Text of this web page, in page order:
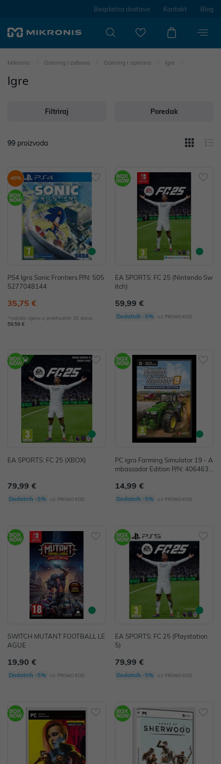
Besplatna dostava Kontakt Blog
Mikronis Gaming i zabava Gaming i oprema Igre
Igre
Filtriraj Poredak
99 proizvoda
-40%
PS4 Igra Sonic Frontiers P/N: 505
5277048144
35,75 €
*najniža cijena u prethodnih 30 dana
59,59 €
EA SPORTS: FC 25 (Nintendo Sw
itch)
59,99 €
Dodatnih -5% uz PROMO KOD
EA SPORTS: FC 25 (XBOX)
79,99 €
Dodatnih -5% uz PROMO KOD
PC igra Farming Simulator 19 - A
mbassador Edition P/N: 4064635
14,99 €
Dodatnih -5% uz PROMO KOD
SWITCH MUTANT FOOTBALL LE
AGUE
19,90 €
Dodatnih -5% uz PROMO KOD
EA SPORTS: FC 25 (Playstation
5)
79,99 €
Dodatnih -5% uz PROMO KOD